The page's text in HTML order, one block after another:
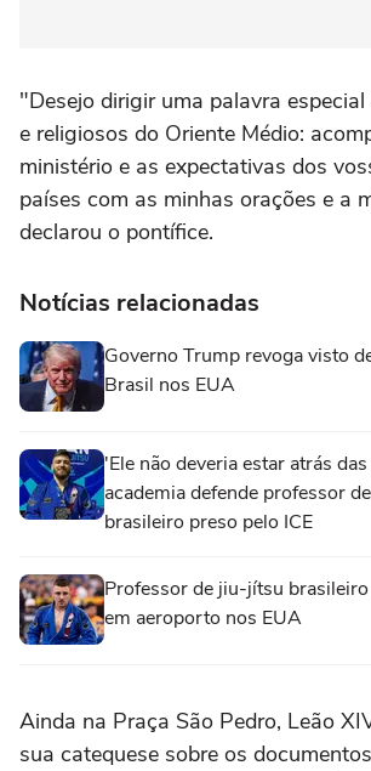
"Desejo dirigir uma palavra
e religiosos do Oriente Médio:
ministério e as expectativas dos
países com as minhas orações e a
declarou o pontífice.
Notícias relacionadas
Governo Trump revoga visto
Brasil nos EUA
'Ele não deveria estar atrás
academia defende professor
brasileiro preso pelo ICE
Professor de jiu-jítsu brasileiro
em aeroporto nos EUA
Ainda na Praça São Pedro, Leão
sua catequese sobre os